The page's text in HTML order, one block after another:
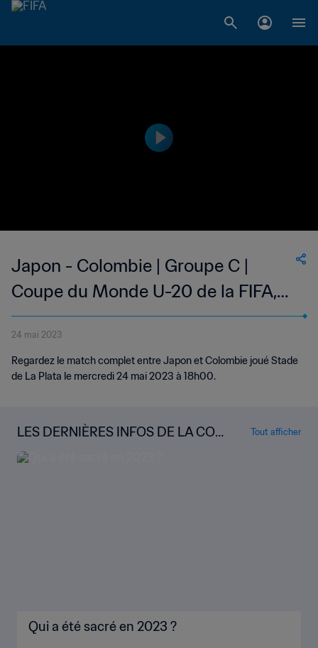
Japon - Colombie | Groupe C |
Coupe du Monde U-20 de la FIFA,
Argentine 2023™ | Replay
24 mai 2023
Regardez le match complet entre Japon et Colombie joué Stade
de La Plata le mercredi 24 mai 2023 à 18h00.
LES DERNIÈRES INFOS DE LA COU
PE DU MONDE U-20 DE LA FIFA
Tout afficher
Qui a été sacré en 2023 ?